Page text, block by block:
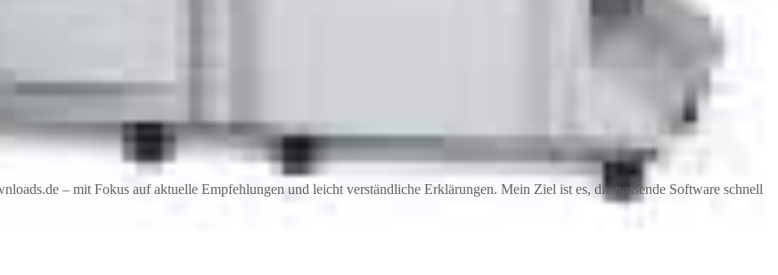
– mit Fokus auf aktuelle Empfehlungen und leicht verständliche Erklärungen. Mein Ziel ist es, die passende Software schnell